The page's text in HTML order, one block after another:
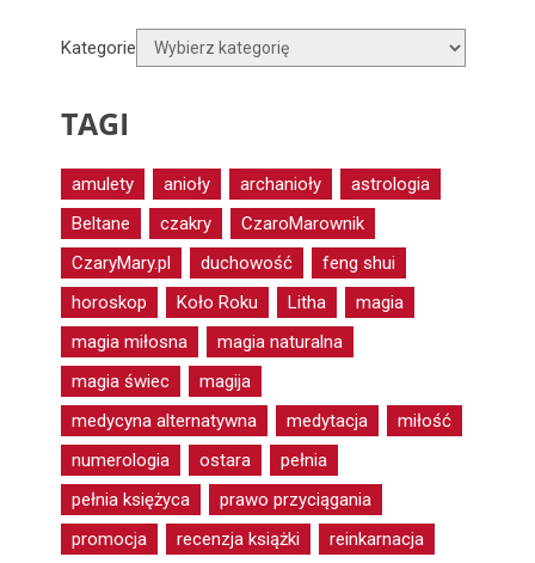
Kategorie
TAGI
amulety anioły archanioły
astrologia
Beltane
czakry
CzaroMarownik
CzaryMary.pl
duchowość
feng shui
horoskop
Koło Roku Litha
magia
magia miłosna
magia naturalna
magia świec
magija
medycyna alternatywna
medytacja
miłość
numerologia
ostara
pełnia
pełnia księżyca
prawo przyciągania
promocja
recenzja książki
reinkarnacja